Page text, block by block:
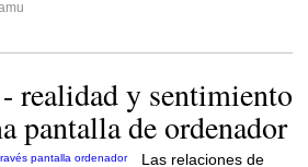
realidad y sentimiento
pantalla de ordenador
Las relaciones de